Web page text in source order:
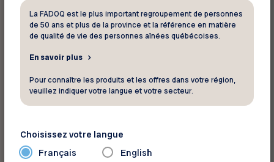
Le rabais FADOQ de 10% s’applique aux 3
premiers rendez-vous.
Sur consultation en clinique seulement.
Présentation obligatoire de la carte de
membre FADOQ.
La FADOQ est le plus important regroupement de personnes
de 50 ans et plus de la province et la référence en matière
de qualité de vie des personnes aînées québécoises.
En savoir plus
Pour connaître les produits et les offres dans votre région,
veuillez indiquer votre langue et votre secteur.
Choisissez votre langue
Français English